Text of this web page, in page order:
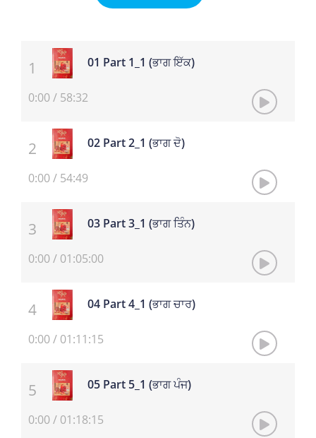
01 Part 1_1 (ਭਾਗ ਇੱਕ)
0:00/ 58:32
02 Part 2_1 (ਭਾਗ ਦੋ)
0:00/ 54:49
03 Part 3_1 (ਭਾਗ ਤਿੰਨ)
0:00/ 01:05:00
04 Part 4_1 (ਭਾਗ ਚਾਰ)
0:00/ 01:11:15
05 Part 5_1 (ਭਾਗ ਪੰਜ)
0:00/ 01:18:15